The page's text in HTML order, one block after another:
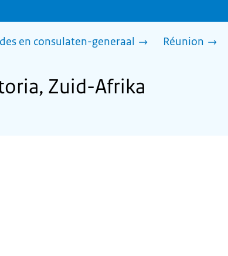
en consulaten-generaal Réunion
Zuid-Afrika